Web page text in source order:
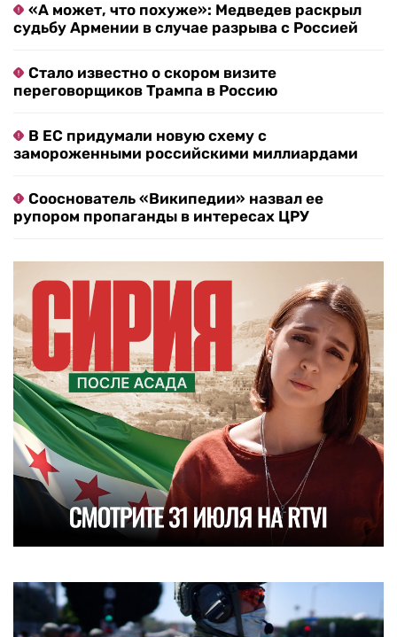
«А может, что похуже»: Медведев раскрыл
судьбу Армении в случае разрыва с Россией
Стало известно о скором визите
переговорщиков Трампа в Россию
В ЕС придумали новую схему с
замороженными российскими миллиардами
Сооснователь «Википедии» назвал ее
рупором пропаганды в интересах ЦРУ